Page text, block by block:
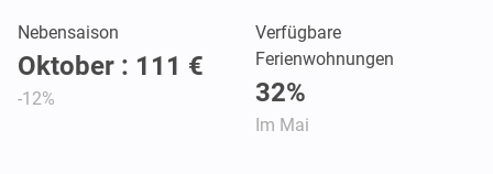
Nebensaison
Oktober : 111 €
-12%
Verfügbare
Ferienwohnungen
32%
Im Mai